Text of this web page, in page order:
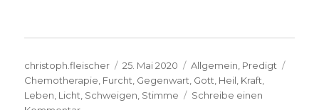
Autor
christoph.fleischer
Veröffentlicht
am
25. Mai 2020 Kategorien
Allgemein Predigt
Chemotherapie Furcht Gegenwart Gott Heil Kraft
Leben Licht Schweigen Stimme
Schreibe einen